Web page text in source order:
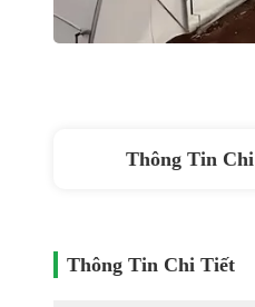
Thông Tin
Thông Tin Chi Tiết